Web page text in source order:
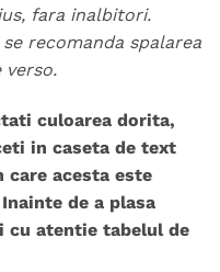
fara inalbitori.
recomanda spalarea
culoarea dorita,
in caseta de text
care acesta este
de a plasa
cu atentie tabelul de